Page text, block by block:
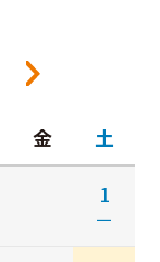
金
土
1
－